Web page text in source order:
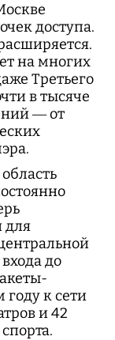
доступа.
на многих
Третьего
в тысяче
— от
для
до
году к сети
и 42